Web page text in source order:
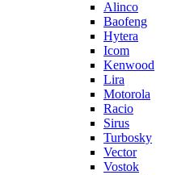
Alinco
Baofeng
Hytera
Icom
Kenwood
Lira
Motorola
Racio
Sirus
Turbosky
Vector
Vostok